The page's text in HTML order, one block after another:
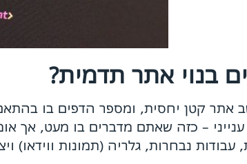
בנוי אתר תדמית?
אתר קטן יחסית, ומספר הדפים בו
– כזה שאתם מדברים בו מעט, אך
עבודות נבחרות, גלריה (תמונות ווידאו)